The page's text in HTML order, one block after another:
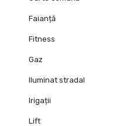
Faianță
Fitness
Gaz
Iluminat stradal
Irigații
Lift